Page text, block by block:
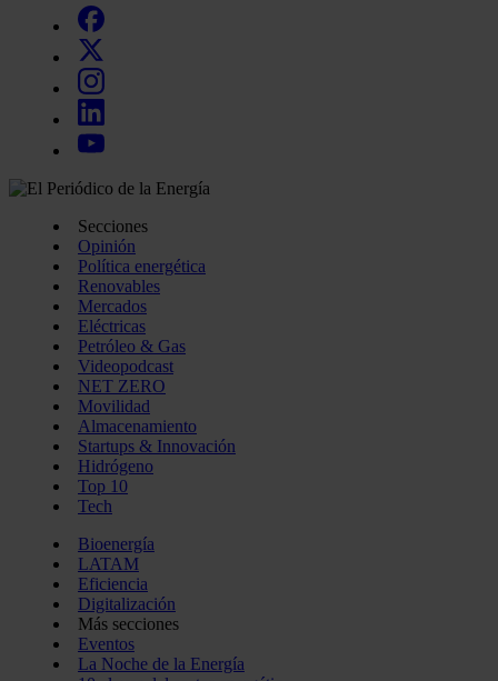
Secciones
Opinión
Política energética
Renovables
Mercados
Eléctricas
Petróleo & Gas
Videopodcast
NET ZERO
Movilidad
Almacenamiento
Startups & Innovación
Hidrógeno
Top 10
Tech
Bioenergía
LATAM
Eficiencia
Digitalización
Más secciones
Eventos
La Noche de la Energía